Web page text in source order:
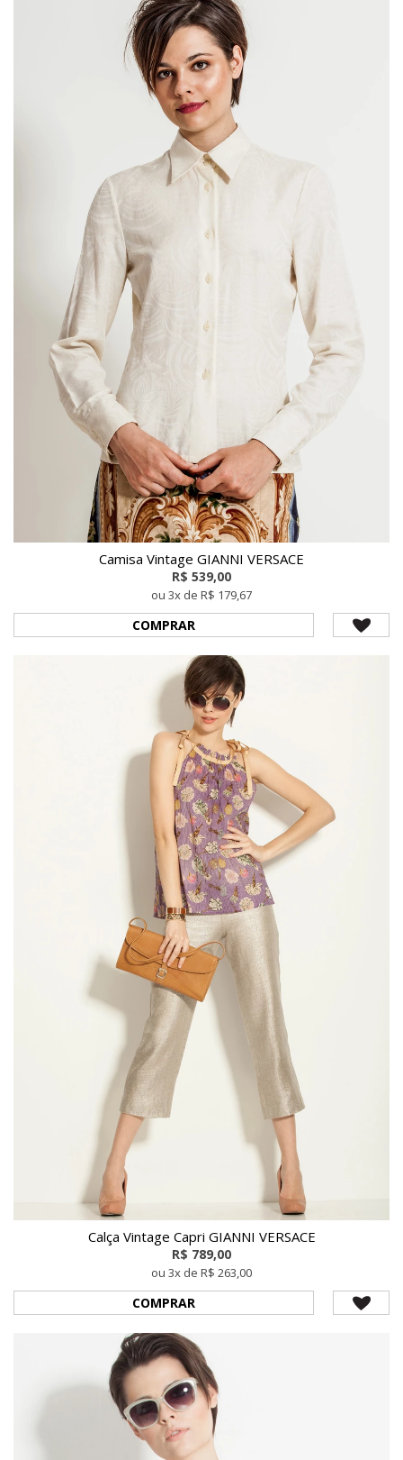
Camisa Vintage GIANNI VERSACE
R$ 539,00
ou 3x de R$ 179,67
COMPRAR
Calça Vintage Capri GIANNI VERSACE
R$ 789,00
ou 3x de R$ 263,00
COMPRAR